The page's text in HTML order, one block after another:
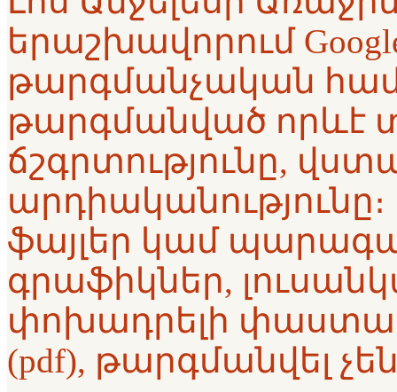
երաշխավորում
թարգմանչական
թարգմանված որևէ
ճշգրտությունը,
ֆայլեր կամ
գրաֆիկներ,
փոխադրելի
(pdf), թարգմանվել